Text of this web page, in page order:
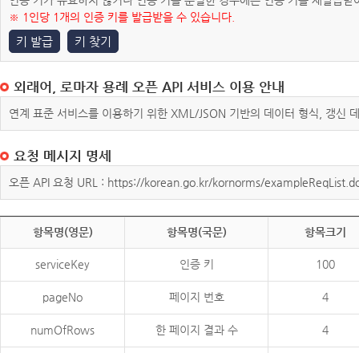
※ 1인당 1개의 인증 키를 발급받을 수 있습니다.
키 발급 키 찾기
외래어, 로마자 용례 오픈 API 서비스 이용 안내
연계 표준 서비스를 이용하기 위한 XML/JSON 기반의 데이터 형식, 갱신
요청 메시지 명세
오픈 API 요청 URL : https://korean.go.kr/kornorms/
항목명(영문) 항목명(국문) 항목크기
serviceKey 인증 키 100
pageNo 페이지 번호 4
numOfRows 한 페이지 결과 수 4